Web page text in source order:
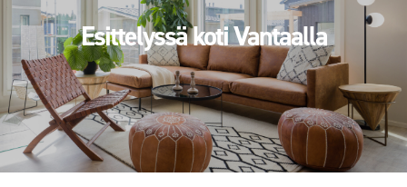
Esittelyssä koti Vantaalla